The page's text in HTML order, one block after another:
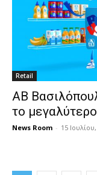
Retail
ΑΒ
το
News Room - 15